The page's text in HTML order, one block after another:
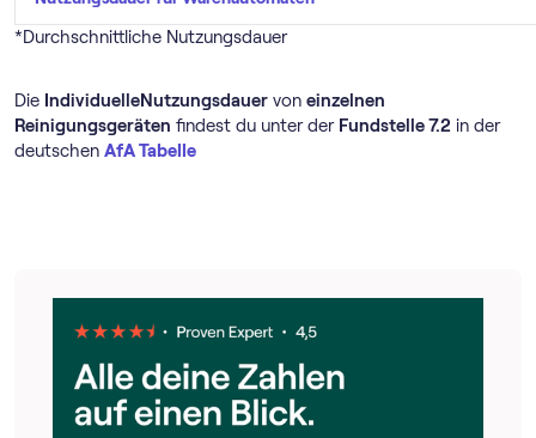
*Durchschnittliche Nutzungsdauer
Die IndividuelleNutzungsdauer von einzelnen
Reinigungsgeräten findest du unter der Fundstelle 7.2 in der
deutschen AfA Tabelle